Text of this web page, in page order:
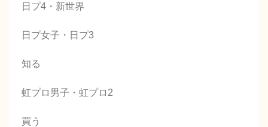
日プ4・新世界
日プ女子・日プ3
知る
虹プロ男子・虹プロ2
買う